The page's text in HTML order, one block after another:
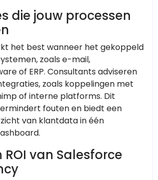
die jouw processen
het best wanneer het gekoppeld
zoals e-mail,
of ERP. Consultants adviseren
zoals koppelingen met
of interne platforms. Dit
fouten en biedt een
van klantdata in één
ROI van Salesforce